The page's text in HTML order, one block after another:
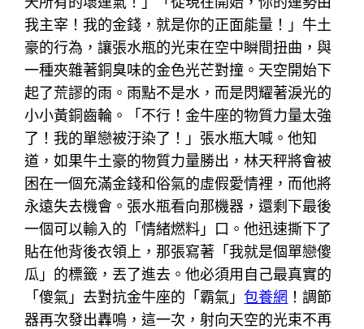
我主宰！我的金錢，就是你的正面能量！」牛土
豪的行為，讓張水瓶的光束在空中瞬間扭曲，與
一種夾雜著銅臭味的金色光芒對撞。天空開始下
起了荒謬的雨。雨點不是水，而是閃耀著淚光的
小小黃銅齒輪。「不行！金牛座的物質力量太強
了！我的單戀被汙染了！」張水瓶大喊。他知
道，如果牛土豪的物質力量勝出，林天秤將會被
困在一個充滿金錢和俗氣的虛假愛情裡，而他將
永遠失去機會。張水瓶看向那機器，還剩下最後
一個可以輸入的「情緒燃料」口。他迅速撕下了
貼在他背後衣領上，那張寫著「我就是個單戀傻
瓜」的標籤，丟了進去。他必須用自己最真實的
「傻氣」去對抗金牛座的「霸氣」包養網 ！調節
器再次發出轟鳴，這一次，射向天空的光束不再